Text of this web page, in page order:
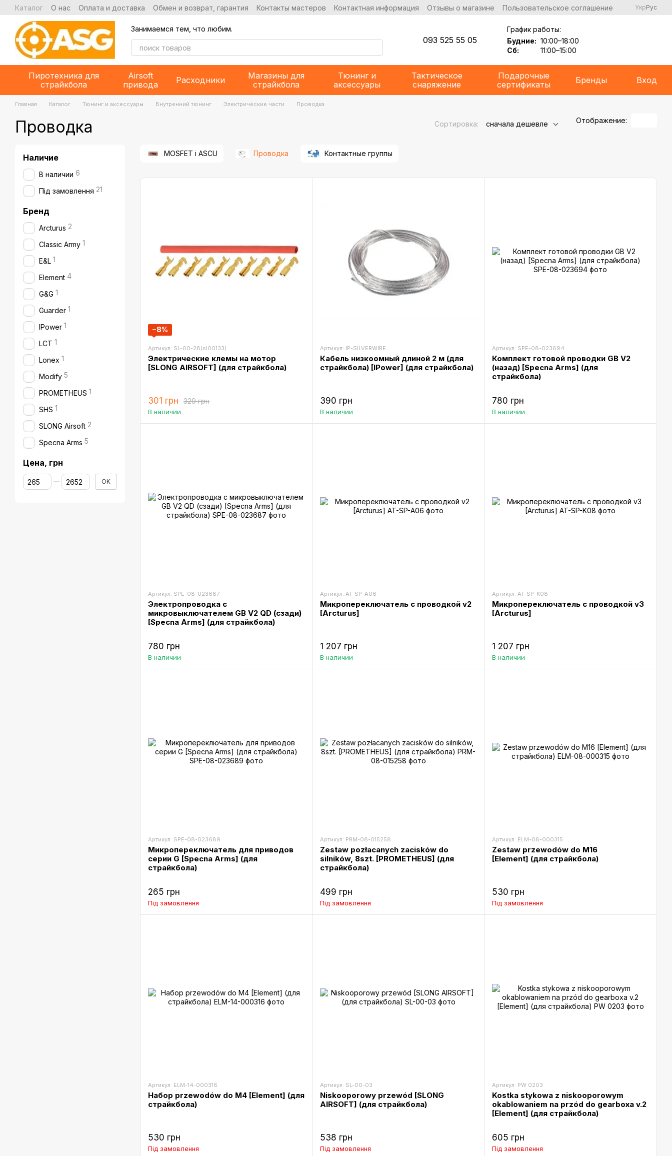
Перейти к основному контенту
Каталог О нас Оплата и доставка Обмен и возврат, гарантия Контакты мастеров Контактная информация Отзывы о магазине Пользовательское соглашение УкрРус
Занимаемся тем, что любим.
093 525 55 05
График работы:
Будние: 10:00–18:00
Сб:
11:00–15:00
Пиротехника для
страйкбола
Airsoft
привода
Расходники
Магазины для
страйкбола
Тюнинг и
аксессуары
Тактическое
снаряжение
Подарочные
сертификаты
Бренды Вход
Главная Каталог Тюнинг и аксессуары Внутренний тюнинг Электрические части Проводка
Проводка Сортировка: сначала дешевле Отображение:
MOSFET i ASCU Проводка Контактные группы
−8%
Артикул: SL-00-28(sl00133)
Электрические клемы на мотор
[SLONG AIRSOFT] (для страйкбола)
329 грн
301 грн
В наличии
Артикул: IP-SILVERWIRE
Кабель низкоомный длиной 2 м (для
страйкбола) [IPower] (для страйкбола)
390 грн
В наличии
Артикул: SPE-08-023694
Комплект готовой проводки GB V2
(назад) [Specna Arms] (для
страйкбола)
780 грн
В наличии
Артикул: SPE-08-023687
Электропроводка с
микровыключателем GB V2 QD (сзади)
[Specna Arms] (для страйкбола)
780 грн
В наличии
Артикул: AT-SP-A06
Микропереключатель с проводкой v2
[Arcturus]
1 207 грн
В наличии
Артикул: AT-SP-K08
Микропереключатель с проводкой v3
[Arcturus]
1 207 грн
В наличии
Артикул: SPE-08-023689
Микропереключатель для приводов
серии G [Specna Arms] (для
страйкбола)
265 грн
Під замовлення
Артикул: PRM-08-015258
Zestaw pozłacanych zacisków do
silników, 8szt. [PROMETHEUS] (для
страйкбола)
499 грн
Під замовлення
Артикул: ELM-08-000315
Zestaw przewodów do M16
[Element] (для страйкбола)
530 грн
Під замовлення
Артикул: ELM-14-000316
Набор przewodów do M4 [Element] (для
страйкбола)
530 грн
Під замовлення
Артикул: SL-00-03
Niskooporowy przewód [SLONG
AIRSOFT] (для страйкбола)
538 грн
Під замовлення
Артикул: PW 0203
Kostka stykowa z niskooporowym
okablowaniem na przód do gearboxa v.2
[Element] (для страйкбола)
605 грн
Під замовлення
Наличие
В наличии 6
Під замовлення 21
Бренд
Arcturus 2
Classic Army 1
E&L 1
Element 4
G&G 1
Guarder 1
IPower 1
LCT 1
Lonex 1
Modify 5
PROMETHEUS 1
SHS 1
SLONG Airsoft 2
Specna Arms 5
Цена, грн
От Цена, грн
До Цена, грн OK